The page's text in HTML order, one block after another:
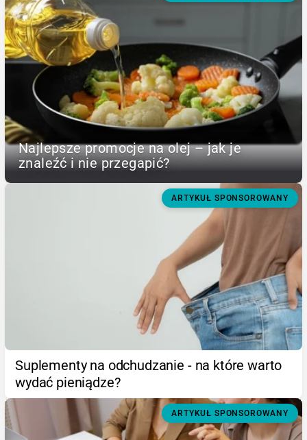
Najlepsze promocje na olej – jak je
znaleźć i nie przegapić?
ARTYKUŁ SPONSOROWANY
Suplementy na odchudzanie - na które warto
wydać pieniądze?
ARTYKUŁ SPONSOROWANY